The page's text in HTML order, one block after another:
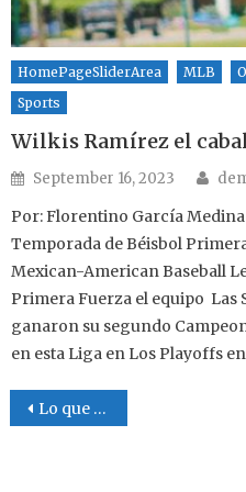
HomePageSliderArea MLB
Sports
Wilkis Ramírez el
Posted on
September 16, 2023
Por: Florentino García
Temporada de Béisbol
Mexican-American Baseball
Primera Fuerza el equipo Las
ganaron su segundo
en esta Liga en Los Playoffs
Post navigation
Lo que dice la gente